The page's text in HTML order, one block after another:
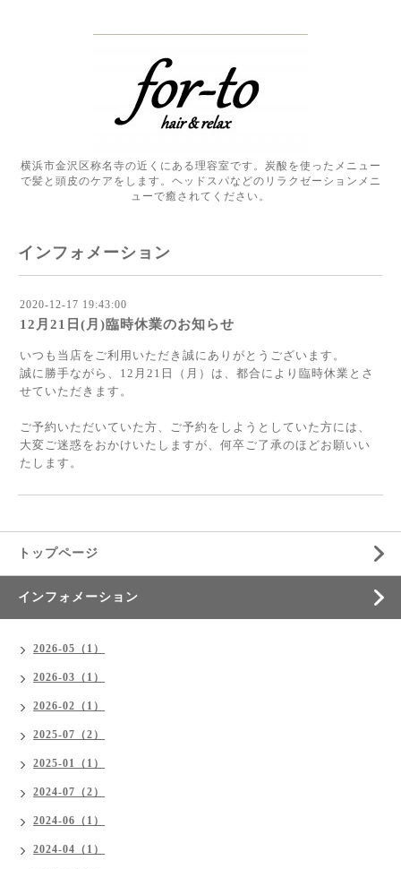
横浜市金沢区称名寺の近くにある理容室です。炭酸を使ったメニュー
で髪と頭皮のケアをします。ヘッドスパなどのリラクゼーションメニ
ューで癒されてください。
インフォメーション
2020-12-17 19:43:00
12月21日(月)臨時休業のお知らせ
いつも当店をご利用いただき誠にありがとうございます。
誠に勝手ながら、12月21日（月）は、都合により臨時休業とさ
せていただきます。
ご予約いただいていた方、ご予約をしようとしていた方には、
大変ご迷惑をおかけいたしますが、何卒ご了承のほどお願いい
たします。
トップページ
インフォメーション
2026-05（1）
2026-03（1）
2026-02（1）
2025-07（2）
2025-01（1）
2024-07（2）
2024-06（1）
2024-04（1）